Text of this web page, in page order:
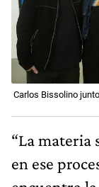
Carlos Bissolino
“La materia
en ese